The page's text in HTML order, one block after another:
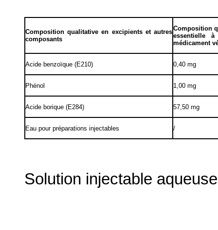
Composition qualitative en excipients et autres
composants
Composition
essentielle
médicament
Acide benzoïque (E210) 0,40 mg
Phénol 1,00 mg
Acide borique (E284) 57,50 mg
Eau pour préparations injectables /
Solution injectable